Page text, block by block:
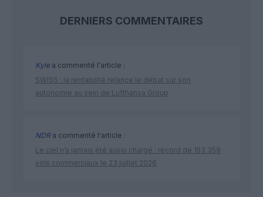
DERNIERS COMMENTAIRES
Kylea commenté l'article :
SWISS : la rentabilité relance le débat sur son
autonomie au sein de Lufthansa Group
NDRa commenté l'article :
Le ciel n’a jamais été aussi chargé : record de 153 359
vols commerciaux le 23 juillet 2026